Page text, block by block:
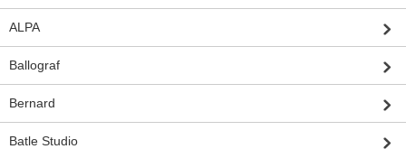
ALPA
Ballograf
Bernard
Batle Studio